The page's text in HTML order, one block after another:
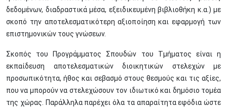
δεδομένων, διαδραστικά μέσα, εξειδικευμένη βιβλιοθήκη κ.α.) με
σκοπό την αποτελεσματικότερη αξιοποίηση και εφαρμογή των
επιστημονικών τους γνώσεων.
Σκοπός του Προγράμματος Σπουδών του Τμήματος είναι η
εκπαίδευση αποτελεσματικών διοικητικών στελεχών με
προσωπικότητα, ήθος και σεβασμό στους θεσμούς και τις αξίες,
που να μπορούν να στελεχώσουν τον ιδιωτικό και δημόσιο τομέα
της χώρας. Παράλληλα παρέχει όλα τα απαραίτητα εφόδια ώστε